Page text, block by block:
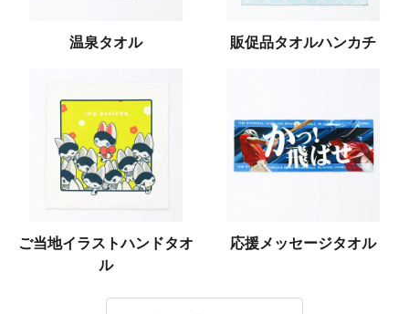
温泉タオル 販促品タオルハンカチ
ご当地イラストハンドタオ
ル
応援メッセージタオル